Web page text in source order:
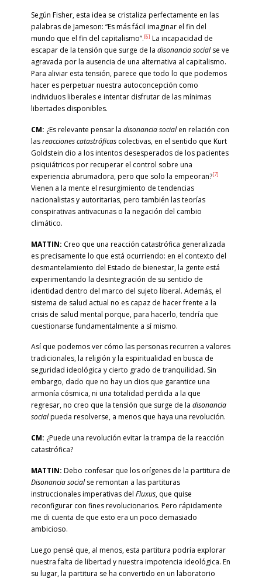
Según Fisher, esta idea se cristaliza perfectamente en las
palabras de Jameson: “Es más fácil imaginar el fin del
mundo que el fin del capitalismo”.[6] La incapacidad de
escapar de la tensión que surge de la disonancia socialse ve
agravada por la ausencia de una alternativa al capitalismo.
Para aliviar esta tensión, parece que todo lo que podemos
hacer es perpetuar nuestra autoconcepción como
individuos liberales e intentar disfrutar de las mínimas
libertades disponibles.
CM: ¿Es relevante pensar la disonancia socialen relación con
lasreacciones catastróficascolectivas, en el sentido que Kurt
Goldstein dio a los intentos desesperados de los pacientes
psiquiátricos por recuperar el control sobre una
experiencia abrumadora, pero que solo la empeoran?[7]
Vienen a la mente el resurgimiento de tendencias
nacionalistas y autoritarias, pero también las teorías
conspirativas antivacunas o la negación del cambio
climático.
MATTIN: Creo que una reacción catastrófica generalizada
es precisamente lo que está ocurriendo: en el contexto del
desmantelamiento del Estado de bienestar, la gente está
experimentando la desintegración de su sentido de
identidad dentro del marco del sujeto liberal. Además, el
sistema de salud actual no es capaz de hacer frente a la
crisis de salud mental porque, para hacerlo, tendría que
cuestionarse fundamentalmente a sí mismo.
Así que podemos ver cómo las personas recurren a valores
tradicionales, la religión y la espiritualidad en busca de
seguridad ideológica y cierto grado de tranquilidad. Sin
embargo, dado que no hay un dios que garantice una
armonía cósmica, ni una totalidad perdida a la que
regresar, no creo que la tensión que surge de la disonancia
socialpueda resolverse, a menos que haya una revolución.
CM: ¿Puede una revolución evitar la trampa de la reacción
catastrófica?
MATTIN: Debo confesar que los orígenes de la partitura de
Disonancia socialse remontan a las partituras
instruccionales imperativas del Fluxus, que quise
reconfigurar con fines revolucionarios. Pero rápidamente
me di cuenta de que esto era un poco demasiado
ambicioso.
Luego pensé que, al menos, esta partitura podría explorar
nuestra falta de libertad y nuestra impotencia ideológica. En
su lugar, la partitura se ha convertido en un laboratorio